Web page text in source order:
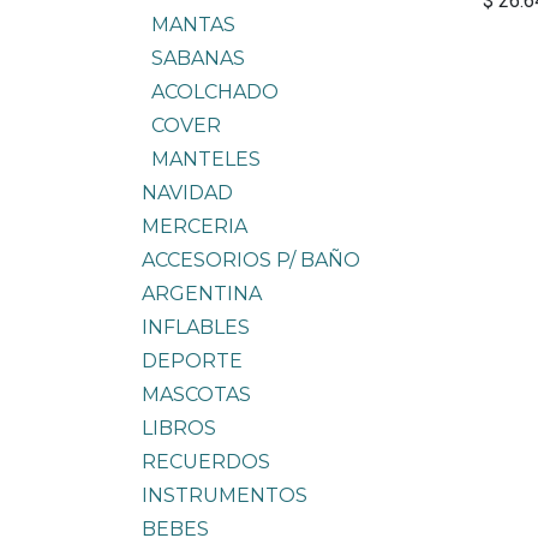
MANTAS
SABANAS
ACOLCHADO
COVER
MANTELES
NAVIDAD
MERCERIA
ACCESORIOS P/ BAÑO
ARGENTINA
INFLABLES
DEPORTE
MASCOTAS
LIBROS
RECUERDOS
INSTRUMENTOS
BEBES